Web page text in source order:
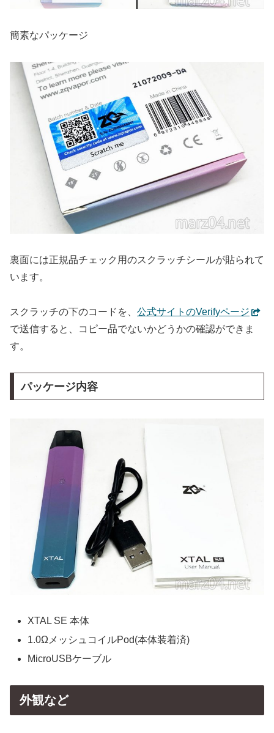
簡素なパッケージ
裏面には正規品チェック用のスクラッチシールが貼られて
います。
スクラッチの下のコードを、 公式サイトのVerifyページ
で送信すると、コピー品でないかどうかの確認ができま
す。
パッケージ内容
XTAL SE 本体
1.0ΩメッシュコイルPod(本体装着済)
MicroUSBケーブル
外観など